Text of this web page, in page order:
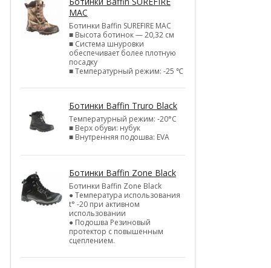
MAC
Ботинки Baffin SUREFIRE MAC
■ Высота ботинок — 20,32 см
■ Система шнуровки
обеспечивает более плотную
посадку
■ Температурный режим: -25 ℃
Ботинки Baffin Truro Black
Температурный режим: -20°С
■ Верх обуви: нубук
■ Внутренняя подошва: EVA
Ботинки Baffin Zone Black
Ботинки Baffin Zone Black
● Температура использования
t° -20 при активном
использовании
● Подошва Резиновый
протектор с повышенным
сцеплением.